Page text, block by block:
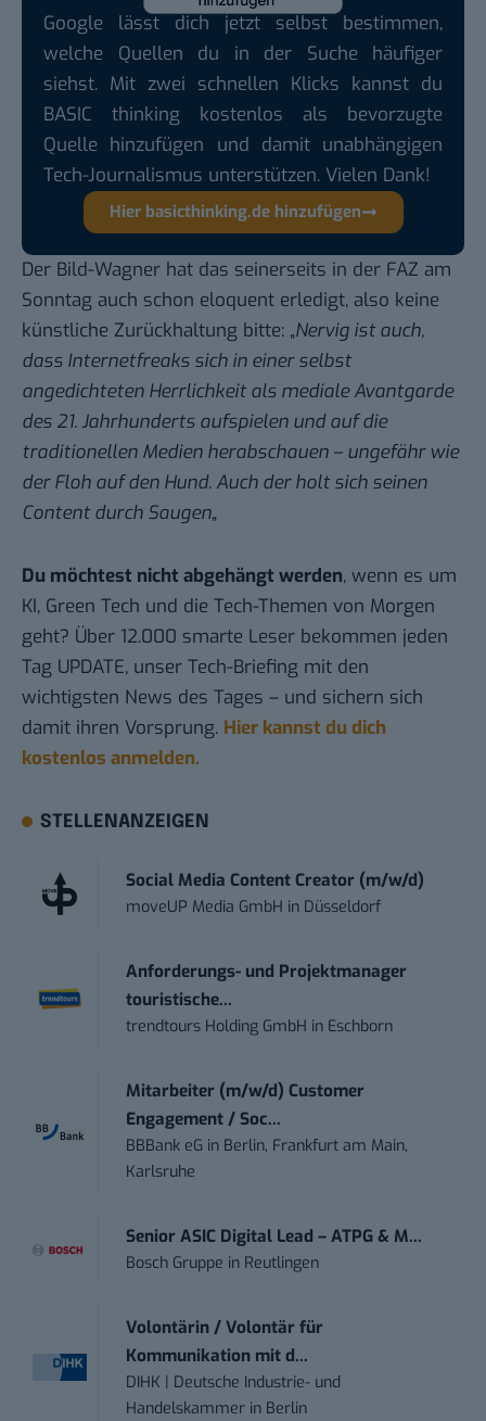
Google lässt dich jetzt selbst bestimmen,
welche Quellen du in der Suche häufiger
siehst. Mit zwei schnellen Klicks kannst du
BASIC thinking kostenlos als bevorzugte
Quelle hinzufügen und damit unabhängigen
Tech-Journalismus unterstützen. Vielen Dank!
Hier basicthinking.de hinzufügen
Der Bild-Wagner hat das seinerseits in der FAZ am
Sonntag auch schon eloquent erledigt, also keine
künstliche Zurückhaltung bitte: „Nervig ist auch,
dass Internetfreaks sich in einer selbst
angedichteten Herrlichkeit als mediale Avantgarde
des 21. Jahrhunderts aufspielen und auf die
traditionellen Medien herabschauen – ungefähr wie
der Floh auf den Hund. Auch der holt sich seinen
Content durch Saugen„
Du möchtest nicht abgehängt werden, wenn es um
KI, Green Tech und die Tech-Themen von Morgen
geht? Über 12.000 smarte Leser bekommen jeden
Tag UPDATE, unser Tech-Briefing mit den
wichtigsten News des Tages – und sichern sich
damit ihren Vorsprung. Hier kannst du dich
kostenlos anmelden.
STELLENANZEIGEN
Social Media Content Creator (m/w/d)
moveUP Media GmbH in Düsseldorf
Anforderungs- und Projektmanager
touristische...
trendtours Holding GmbH in Eschborn
Mitarbeiter (m/w/d) Customer
Engagement / Soc...
BBBank eG in Berlin, Frankfurt am Main,
Karlsruhe
Senior ASIC Digital Lead – ATPG & M...
Bosch Gruppe in Reutlingen
Volontärin / Volontär für
Kommunikation mit d...
DIHK | Deutsche Industrie- und
Handelskammer in Berlin